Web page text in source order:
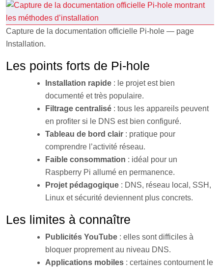
Capture de la documentation officielle Pi-hole — page
Installation.
Les points forts de Pi-hole
Installation rapide : le projet est bien
documenté et très populaire.
Filtrage centralisé : tous les appareils peuvent
en profiter si le DNS est bien configuré.
Tableau de bord clair : pratique pour
comprendre l’activité réseau.
Faible consommation : idéal pour un
Raspberry Pi allumé en permanence.
Projet pédagogique : DNS, réseau local, SSH,
Linux et sécurité deviennent plus concrets.
Les limites à connaître
Publicités YouTube : elles sont difficiles à
bloquer proprement au niveau DNS.
Applications mobiles : certaines contournent le